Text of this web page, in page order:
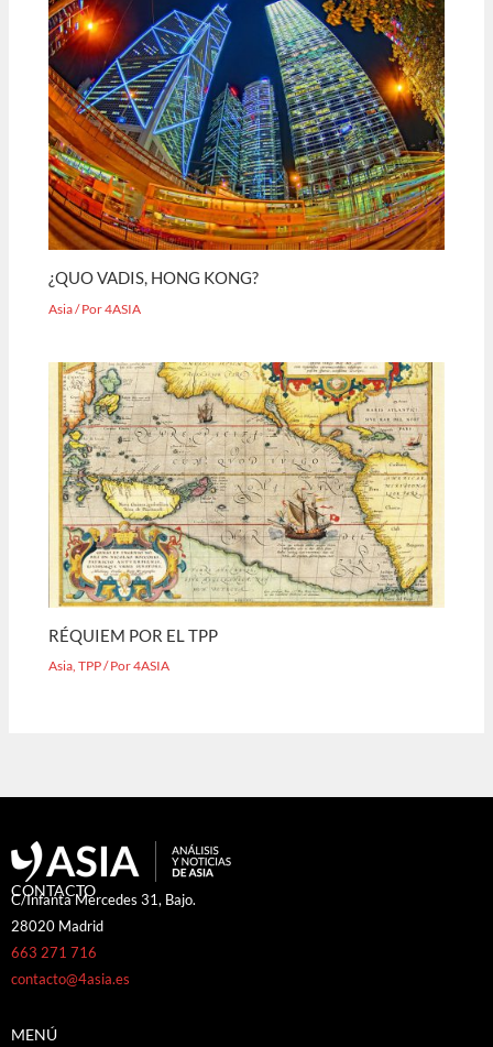
¿QUO VADIS, HONG KONG?
Asia/ Por4ASIA
RÉQUIEM POR EL TPP
Asia,TPP/ Por4ASIA
CONTACTO
C/Infanta Mercedes 31, Bajo.
28020 Madrid
663 271 716
contacto@4asia.es
MENÚ